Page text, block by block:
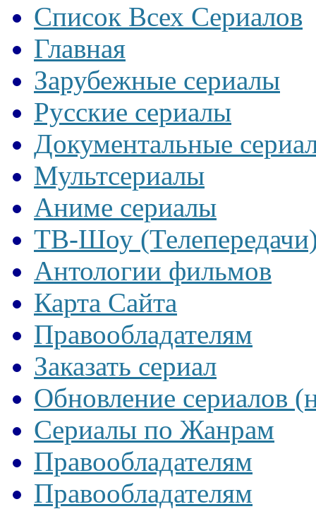
Список Всех Сериалов
Главная
Зарубежные сериалы
Русские сериалы
Документальные
Мультсериалы
Аниме сериалы
ТВ-Шоу
Антологии фильмов
Карта Сайта
Правообладателям
Заказать сериал
Обновление сериалов
Сериалы по Жанрам
Правообладателям
Правообладателям